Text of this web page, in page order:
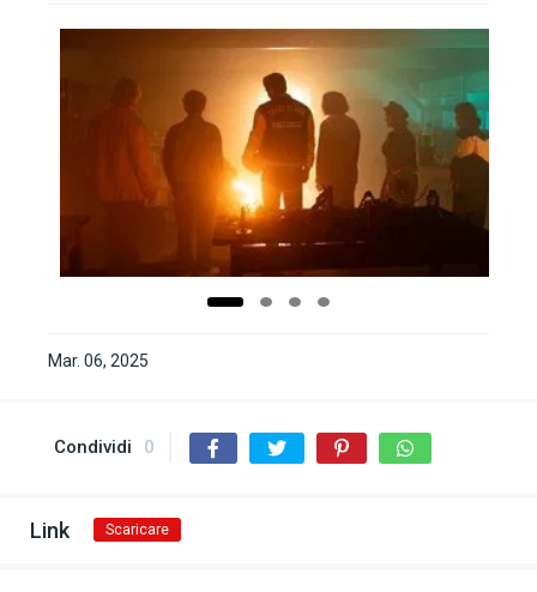
Mar. 06, 2025
Condividi 0
Link Scaricare